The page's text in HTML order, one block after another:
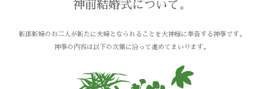
神前結婚式について。
新郎新婦のお二人が新たに夫婦となられることを大神様に奉告する神事です。
神事の内容は以下の次第に沿って進めてまいります。